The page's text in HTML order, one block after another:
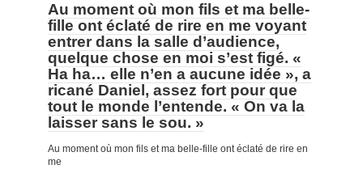
Au moment où mon fils et ma belle-
fille ont éclaté de rire en me voyant
entrer dans la salle d’audience,
quelque chose en moi s’est figé. «
Ha ha… elle n’en a aucune idée », a
ricané Daniel, assez fort pour que
tout le monde l’entende. « On va la
laisser sans le sou. »
Au moment où mon fils et ma belle-fille ont éclaté de rire en
me